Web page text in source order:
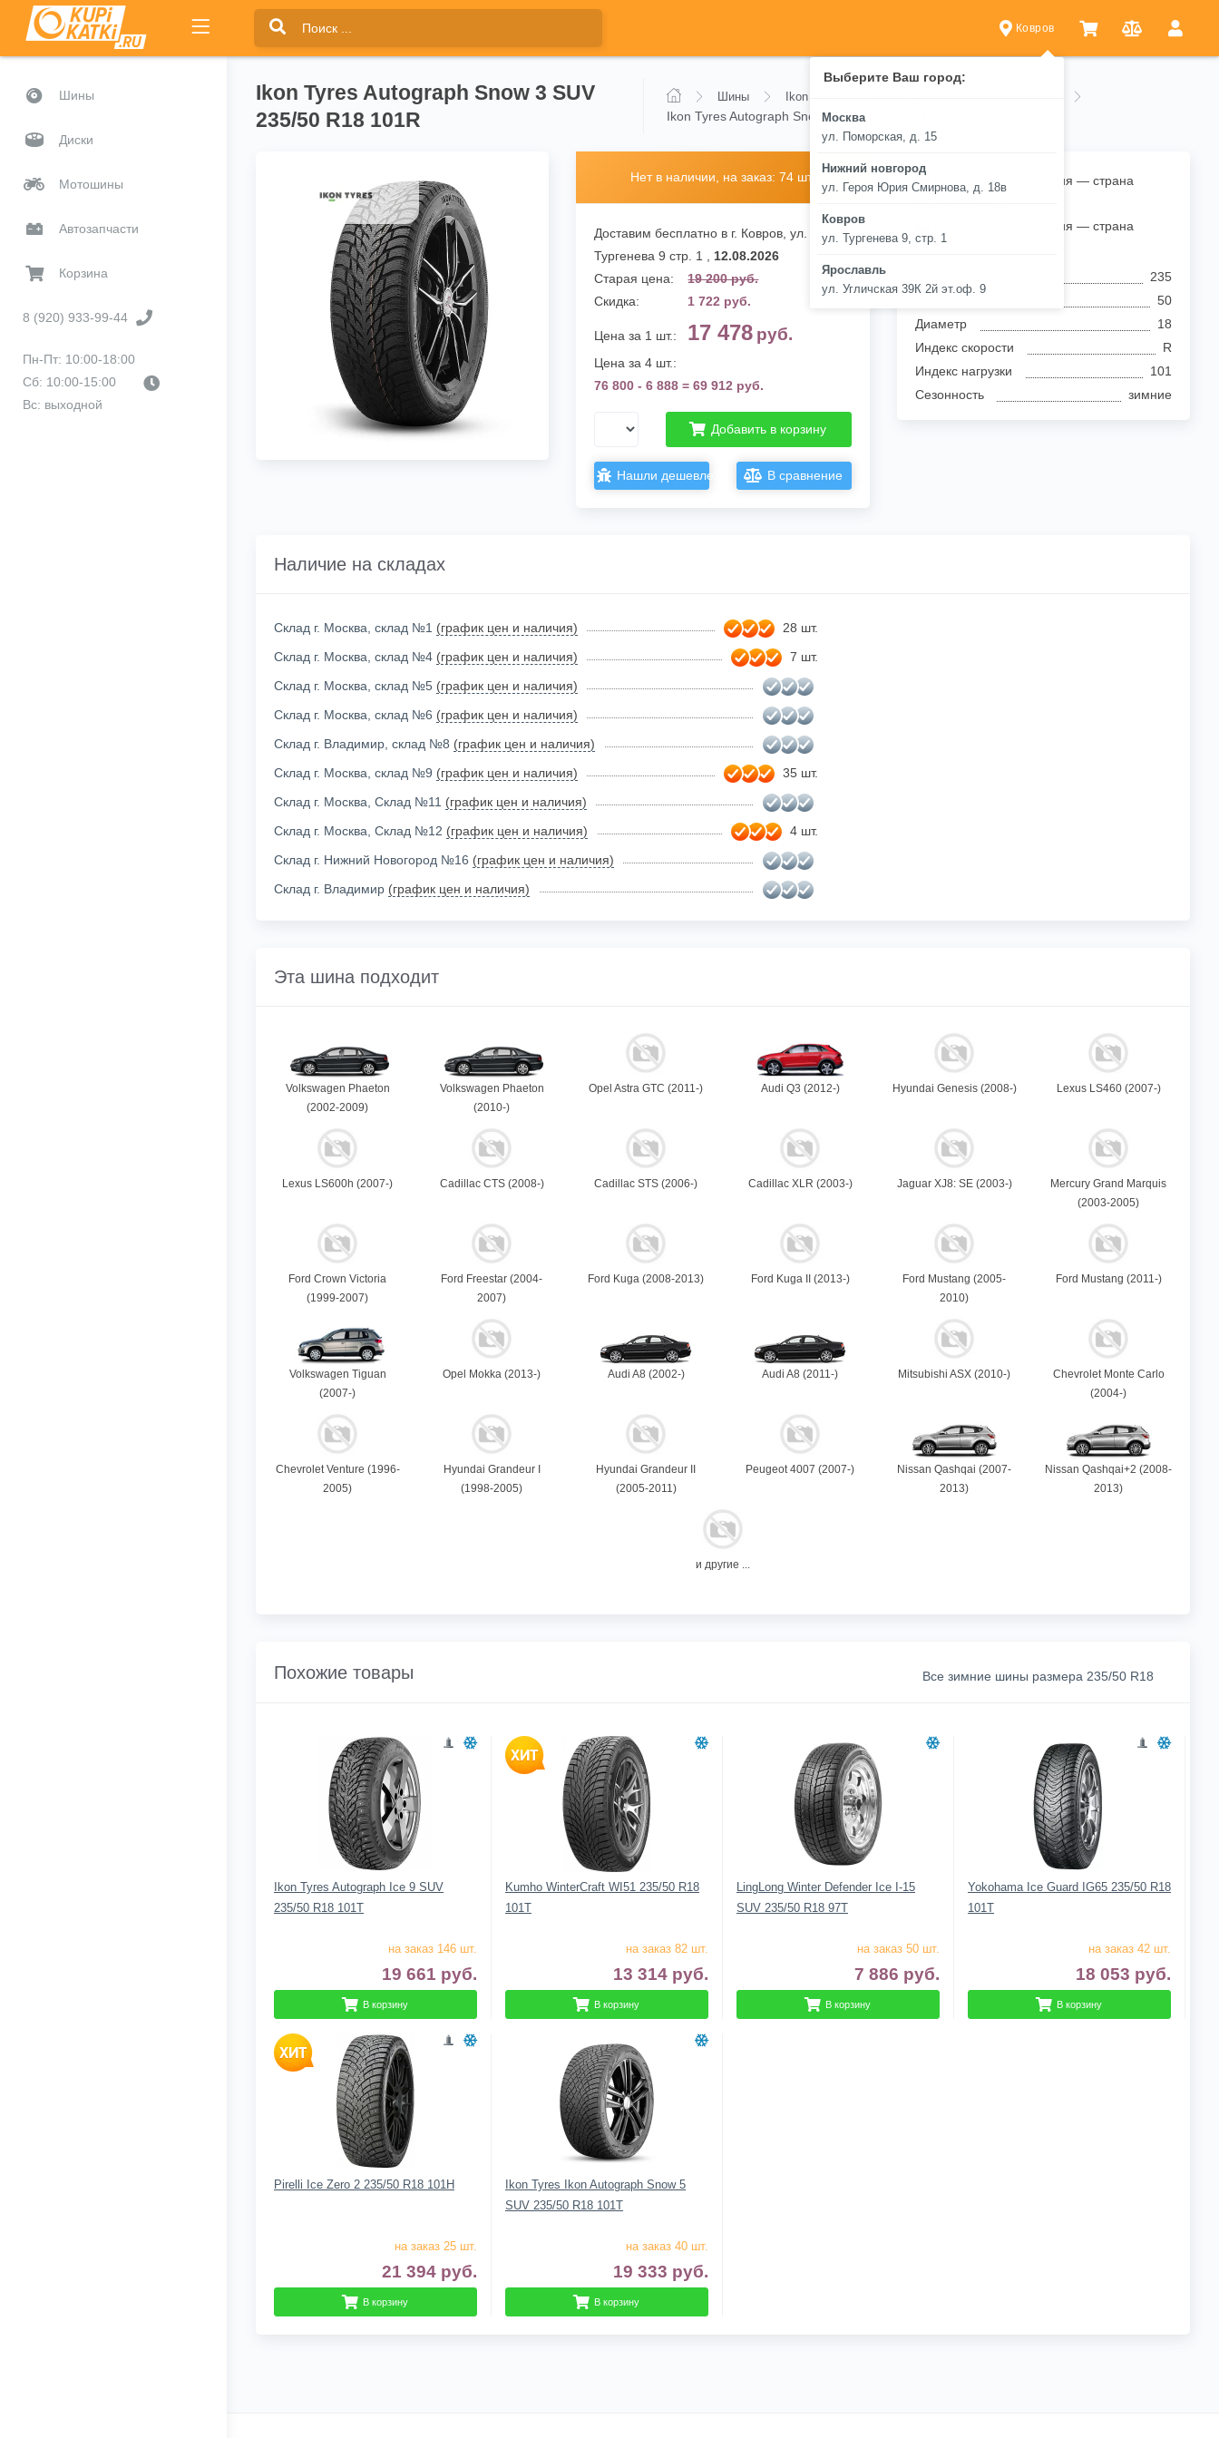
Ковров
Выберите Ваш город:
Москва
ул. Поморская, д. 15
Нижний новгород
ул. Героя Юрия Смирнова, д. 18в
Ковров
ул. Тургенева 9, стр. 1
Ярославль
ул. Угличская 39К 2й эт.оф. 9
Шины
Диски
Мотошины
Автозапчасти
Корзина
8 (920) 933-99-44
Пн-Пт: 10:00-18:00
Сб: 10:00-15:00
Вс: выходной
Ikon Tyres Autograph Snow 3 SUV
235/50 R18 101R
Шины Ikon Tyres
Ikon Tyres Autograph Snow 3 SUV 235/50 R18 101R
Нет в наличии, на заказ: 74 шт.
Доставим бесплатно в г. Ковров,ул.
Тургенева 9 стр. 1
12.08.2026
Старая цена:
19 200 руб.
Скидка:
1 722 руб.
Цена за 1 шт.: 17 478 руб.
Цена за 4 шт.:
76 800 - 6 888 = 69 912 руб.
Добавить в корзину
Нашли дешевле? В сравнение
Российская Федерация — страна
Российская Федерация — страна
производитель
235
Высота профиля
50
Диаметр
18
Индекс скорости
R
Индекс нагрузки
101
Сезонность
зимние
Наличие на складах
Склад г. Москва, склад №1 (график цен и наличия)
28 шт.
Склад г. Москва, склад №4 (график цен и наличия)
7 шт.
Склад г. Москва, склад №5 (график цен и наличия)
Склад г. Москва, склад №6 (график цен и наличия)
Склад г. Владимир, склад №8 (график цен и наличия)
Склад г. Москва, склад №9 (график цен и наличия)
35 шт.
Склад г. Москва, Склад №11 (график цен и наличия)
Склад г. Москва, Склад №12 (график цен и наличия)
4 шт.
Склад г. Нижний Новогород №16 (график цен и наличия)
Склад г. Владимир (график цен и наличия)
Эта шина подходит
Volkswagen Phaeton
(2002-2009)
Volkswagen Phaeton
(2010-)
Opel Astra GTC (2011-) Audi Q3 (2012-) Hyundai Genesis (2008-) Lexus LS460 (2007-)
Lexus LS600h (2007-) Cadillac CTS (2008-) Cadillac STS (2006-) Cadillac XLR (2003-) Jaguar XJ8: SE (2003-)
Mercury Grand Marquis
(2003-2005)
Ford Crown Victoria
(1999-2007)
Ford Freestar (2004-
2007)
Ford Kuga (2008-2013) Ford Kuga II (2013-)
Ford Mustang (2005-
2010)
Ford Mustang (2011-)
Volkswagen Tiguan
(2007-)
Opel Mokka (2013-) Audi A8 (2002-) Audi A8 (2011-) Mitsubishi ASX (2010-)
Chevrolet Monte Carlo
(2004-)
Chevrolet Venture (1996-
2005)
Hyundai Grandeur I
(1998-2005)
Hyundai Grandeur II
(2005-2011)
Peugeot 4007 (2007-)
Nissan Qashqai (2007-
2013)
Nissan Qashqai+2 (2008-
2013)
и другие ...
Похожие товары Все зимние шины размера 235/50 R18
Ikon Tyres Autograph Ice 9 SUV
235/50 R18 101T
на заказ 146 шт.
19 661 руб.
В корзину
Kumho WinterCraft WI51 235/50 R18
101T
на заказ 82 шт.
13 314 руб.
В корзину
LingLong Winter Defender Ice I-15
SUV 235/50 R18 97T
на заказ 50 шт.
7 886 руб.
В корзину
Yokohama Ice Guard IG65 235/50 R18
101T
на заказ 42 шт.
18 053 руб.
В корзину
Pirelli Ice Zero 2 235/50 R18 101H
на заказ 25 шт.
21 394 руб.
В корзину
Ikon Tyres Ikon Autograph Snow 5
SUV 235/50 R18 101T
на заказ 40 шт.
19 333 руб.
В корзину